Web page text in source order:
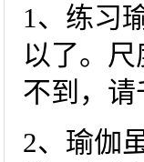
1、练习
以了。
不到，请
2、瑜伽